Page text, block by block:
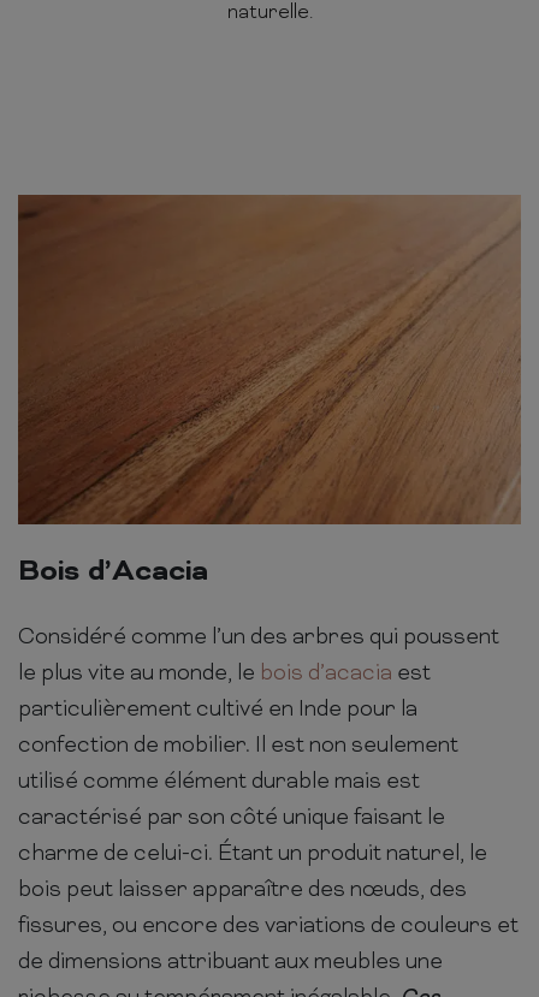
naturelle.
Bois d’Acacia
Considéré comme l’un des arbres qui poussent
le plus vite au monde, le bois d’acacia est
particulièrement cultivé en Inde pour la
confection de mobilier. Il est non seulement
utilisé comme élément durable mais est
caractérisé par son côté unique faisant le
charme de celui-ci. Étant un produit naturel, le
bois peut laisser apparaître des nœuds, des
fissures, ou encore des variations de couleurs et
de dimensions attribuant aux meubles une